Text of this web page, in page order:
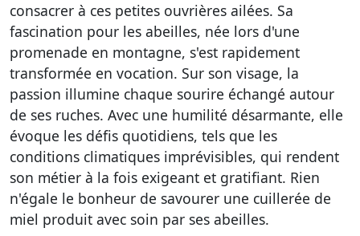
consacrer à ces petites ouvrières ailées. Sa
fascination pour les abeilles, née lors d'une
promenade en montagne, s'est rapidement
transformée en vocation. Sur son visage, la
passion illumine chaque sourire échangé autour
de ses ruches. Avec une humilité désarmante, elle
évoque les défis quotidiens, tels que les
conditions climatiques imprévisibles, qui rendent
son métier à la fois exigeant et gratifiant. Rien
n'égale le bonheur de savourer une cuillerée de
miel produit avec soin par ses abeilles.